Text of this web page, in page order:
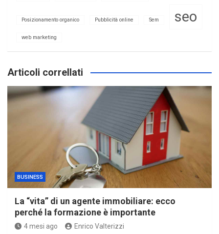
Posizionamento organico Pubblicità online Sem seo
web marketing
Articoli correllati
BUSINESS
La “vita” di un agente immobiliare: ecco
perché la formazione è importante
4 mesi ago Enrico Valterizzi